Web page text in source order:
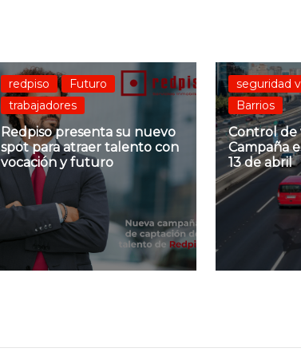
redpiso
Futuro
trabajadores
Redpiso presenta su nuevo
spot para atraer talento con
vocación y futuro
seguridad
Barrios
Control de
Campaña
13 de abril